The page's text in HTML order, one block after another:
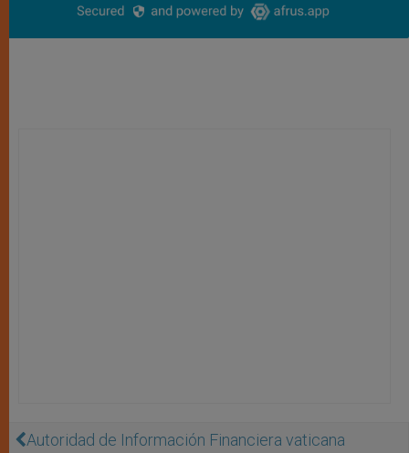
Autoridad de Información Financiera vaticana